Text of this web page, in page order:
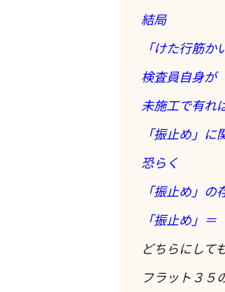
結局
「けた行筋
検査員自身が
未施工で有れ
「振止め」に
恐らく
「振止め」
「振止め」
どちらにして
フラット３５